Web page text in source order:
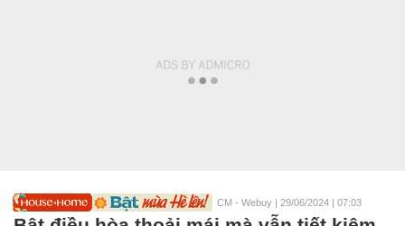
CM - Webuy | 29/06/2024 | 07:03